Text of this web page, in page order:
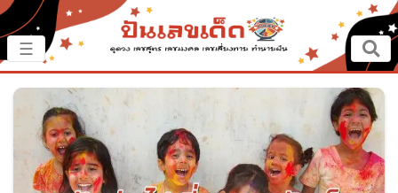
หน้าหลัก
ปันเรื่องเด็ด
ปันแนวทาง
×
☰